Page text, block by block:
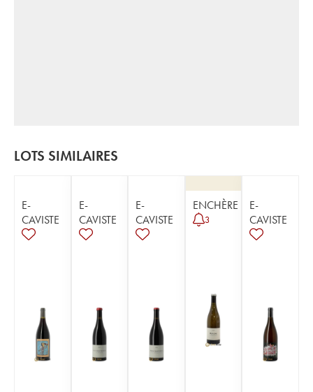
LOTS SIMILAIRES
E-
CAVISTE
E-
CAVISTE
E-
CAVISTE
ENCHÈRE
3
E-
CAVISTE